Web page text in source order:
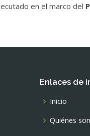
en el marco del
Enlaces de
Inicio
Quiénes